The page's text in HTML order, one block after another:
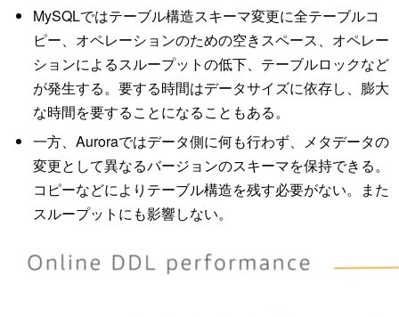
MySQLではテーブル構造スキーマ変更に全テーブルコ
ピー、オペレーションのための空きスペース、オペレー
ションによるスループットの低下、テーブルロックなど
が発生する。要する時間はデータサイズに依存し、膨大
な時間を要することになることもある。
一方、Auroraではデータ側に何も行わず、メタデータの
変更として異なるバージョンのスキーマを保持できる。
コピーなどによりテーブル構造を残す必要がない。また
スループットにも影響しない。